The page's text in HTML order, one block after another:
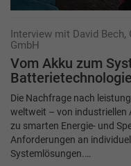
Interview mit David
GmbH
Vom Akku zum
Batterietechnologie
Die Nachfrage nach
weltweit – von industriellen
zu smarten Energie- und
Anforderungen an
Systemlösungen.…